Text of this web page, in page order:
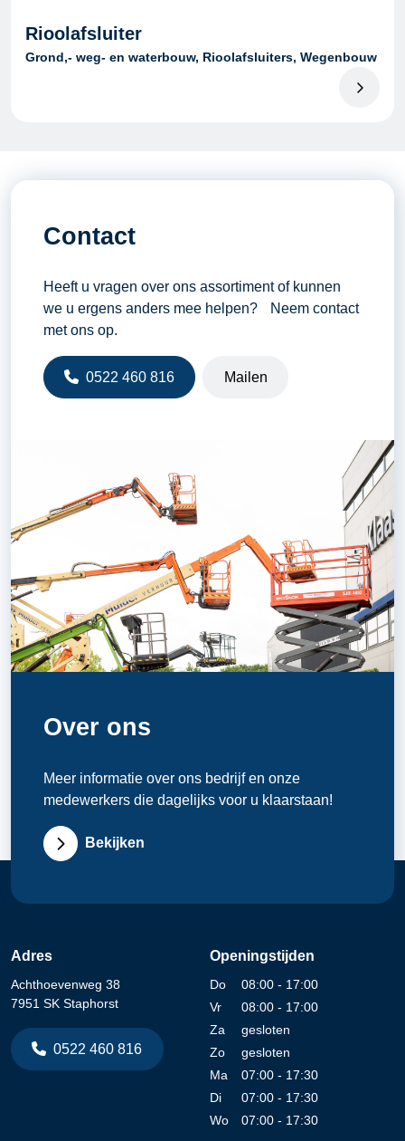
Rioolafsluiter
Grond,- weg- en waterbouw, Rioolafsluiters, Wegenbouw
Contact
Heeft u vragen over ons assortiment of kunnen
we u ergens anders mee helpen? Neem contact
met ons op.
0522 460 816 Mailen
Over ons
Meer informatie over ons bedrijf en onze
medewerkers die dagelijks voor u klaarstaan!
Bekijken
Adres
Achthoevenweg 38
7951 SK Staphorst
0522 460 816
Openingstijden
Do
08:00 - 17:00
Vr
08:00 - 17:00
Za
gesloten
Zo
gesloten
Ma
07:00 - 17:30
Di
07:00 - 17:30
Wo
07:00 - 17:30